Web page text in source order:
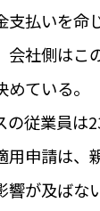
支払いを命
会社側はこ
ている。
の従業員は
用申請は、
が及ばな